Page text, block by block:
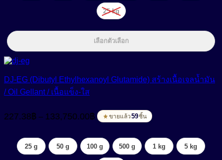
25 kg
เลือกตัวเลือก
DJ-EG (Dibutyl Ethylhexanoyl Glutamide) สร้างเนื้อเจลน้ำมัน
/ Oil Gellant / เนื้อแข็ง-ใส
227.38฿ – 133,750.00฿
Price
range:
through
133,750.00฿
ขายแล้ว59ชิ้น
25 g 50 g 100 g 500 g 1 kg 5 kg